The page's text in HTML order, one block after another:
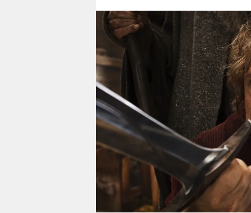
verlag
verlag
veranstaltungen
fragen & hilfe
unterstützen
abo
genossenschaft
epaper login